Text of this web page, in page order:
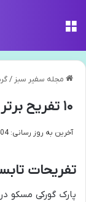
مجله سفیر سبز /
۱۰ تفریح برتر تابستانی در پارک گورکی مسکو
آخرین به روز رسانی: 12/07/1404
تفریحات
پارک گورکی مسکو